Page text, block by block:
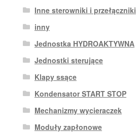
Inne sterowniki i przełączniki
inny
Jednostka HYDROAKTYWNA
Jednostki sterujące
Klapy ssące
Kondensator START STOP
Mechanizmy wycieraczek
Moduły zapłonowe